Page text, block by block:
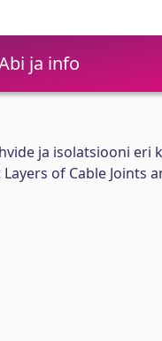
ja info
ja isolatsiooni eri
of Cable Joints